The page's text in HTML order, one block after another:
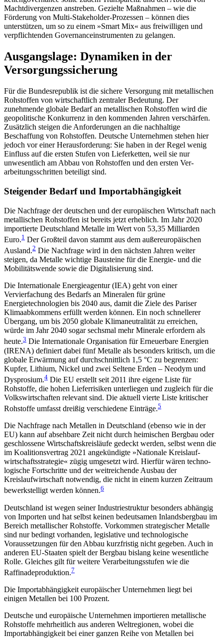
Macht­divergenzen anstreben. Gezielte Maßnahmen – wie die
Förderung von Multi-Stake­holder-Prozessen – können dies
unterstützen, um so zu einem »Smart Mix« aus freiwilligen und
verpflich­ten­den Governanceinstru­menten zu gelangen.
Ausgangslage: Dynamiken in der
Versorgungssicherung
Für die Bundesrepublik ist die sichere Versorgung mit metallischen
Rohstoffen von wirtschaftlich zent­raler Bedeutung. Der
zunehmende globale Bedarf an metallischen Rohstoffen wird die
geopolitische Konkurrenz in den kommenden Jahren verschärfen.
Zusätzlich steigen die Anforderungen an die nach­haltige
Beschaffung von Rohstoffen. Deutsche Unter­nehmen stehen hier
jedoch vor einer Herausforderung: Sie haben in der Regel wenig
Einfluss auf die ersten Stufen von Lieferketten, weil sie nur
unwesentlich am Abbau von Rohstoffen und den ersten Ver­
arbeitungsschritten beteiligt sind.
Steigender Bedarf und Import­abhängigkeit
Die Nachfrage der deutschen und der europäischen Wirtschaft nach
metallischen Rohstoffen ist bereits jetzt erheblich. Im Jahr 2020
importierte Deutschland Metalle im Wert von 53,35 Milliarden
Euro.1 Der Großteil davon stammt aus dem außereuropäischen
Ausland.2 Die Nachfrage wird in den nächsten Jahren weiter
steigen, da Metalle wichtige Bausteine für die Energie- und die
Mobilitätswende sowie die Digitalisierung sind.
Die Internationale Energieagentur (IEA) geht von einer
Vervierfachung des Bedarfs an Mineralen für grüne
Energietechnologien bis 2040 aus, damit die Ziele des Pariser
Klimaabkommens erfüllt werden können. Ein noch schnellerer
Übergang, um bis 2050 globale Klimaneutralität zu erreichen,
würde im Jahr 2040 sogar sechsmal mehr Minerale erfordern als
heute.3 Die Internationale Organisation für Erneuerbare Energien
(IRENA) definiert dabei fünf Metalle als besonders kritisch, um die
globale Erwärmung auf durchschnittlich 1,5 °C zu begrenzen:
Kupfer, Lithium, Nickel und zwei Seltene Erden – Neodym und
Dys­prosium.4 Die EU erstellt seit 2011 ihre eigene Liste für
Rohstoffe, die hohen Lieferrisiken unterliegen und zugleich für die
Volkswirtschaften relevant sind. Die aktuell vierte Liste kritischer
Rohstoffe umfasst dreißig verschiedene Einträge.5
Die Nachfrage nach Metallen in Deutschland (ebenso wie in der
EU) kann auf absehbare Zeit nicht durch heimischen Bergbau oder
geschlossene Wirt­schaftskreisläufe gedeckt werden, selbst wenn die
im Koalitionsvertrag 2021 angekündigte »Nationale Kreis­lauf­
wirtschaftsstrategie« zügig umgesetzt wird. Hier­für wären tech­no­
logische Fortschritte und der weit­reichende Ausbau der
Kreislaufwirtschaft notwendig, die nicht in einem kurzen Zeitraum
bewerkstelligt werden können.6
Deutschland ist wegen seiner Industriestruktur besonders abhängig
von Importen und hat selbst keinen bedeutsamen Inlandsbergbau im
Bereich metallischer Rohstoffe. Vorkommen strategischer Metalle
sind nur bedingt vorhanden, legislative und technologische
Voraussetzungen für den Abbau kurzfristig nicht gegeben. Auch in
anderen EU-Staa­ten spielt der Bergbau bislang keine wesentliche
Rolle. Gleiches gilt für weitere Verarbeitungsstufen wie die
Raffinadeproduktion.7
Die Importabhängigkeit europäischer Unternehmen liegt bei
einigen Metallen bei 100 Prozent.
Deutsche und europäische Unternehmen importieren metallische
Rohstoffe mehrheitlich aus anderen Weltregionen, wobei die
Importabhängigkeit bei einer ganzen Reihe von Metallen bei